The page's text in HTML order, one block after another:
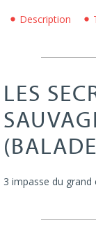
Description
LES
3 impasse du grand